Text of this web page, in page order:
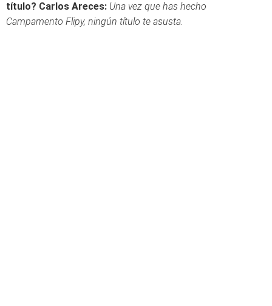
título? Carlos Areces: Una vez que has hecho
Campamento Flipy, ningún título te asusta.